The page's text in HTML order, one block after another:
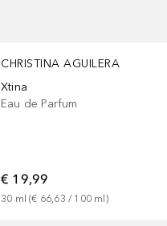
CHRISTINA AGUILERA
Xtina
Eau de Parfum
€ 19,99
30 ml (€ 66,63 / 100 ml)